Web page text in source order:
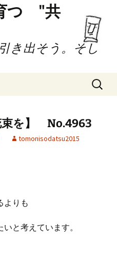
つ "共
き出そう。そし
検
索:
束を】 No.4963
tomonisodatsu2015
よりも
と考えています。